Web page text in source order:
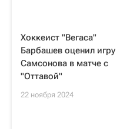
Хоккеист "Вегаса"
Барбашев оценил игру
Самсонова в матче с
"Оттавой"
22 ноября 2024